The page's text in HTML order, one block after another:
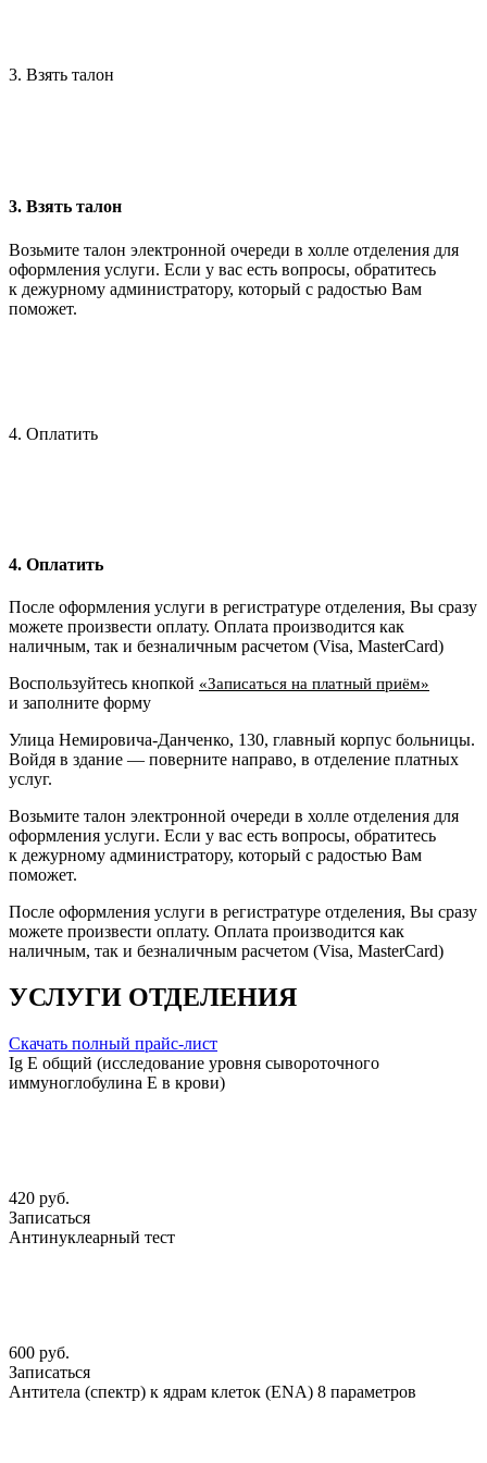
3. Взять талон
3. Взять талон
Возьмите талон электронной очереди в холле отделения для
оформления услуги. Если у вас есть вопросы, обратитесь
к дежурному администратору, который с радостью Вам
поможет.
4. Оплатить
4. Оплатить
После оформления услуги в регистратуре отделения, Вы сразу
можете произвести оплату. Оплата производится как
наличным, так и безналичным расчетом (Visa, MasterCard)
Воспользуйтесь кнопкой «Записаться на платный приём»
и заполните форму
Улица Немировича-Данченко, 130, главный корпус больницы.
Войдя в здание — поверните направо, в отделение платных
услуг.
Возьмите талон электронной очереди в холле отделения для
оформления услуги. Если у вас есть вопросы, обратитесь
к дежурному администратору, который с радостью Вам
поможет.
После оформления услуги в регистратуре отделения, Вы сразу
можете произвести оплату. Оплата производится как
наличным, так и безналичным расчетом (Visa, MasterCard)
УСЛУГИ ОТДЕЛЕНИЯ
Скачать полный прайс-лист
Ig Е общий (исследование уровня сывороточного
иммуноглобулина Е в крови)
420 руб.
Записаться
Антинуклеарный тест
600 руб.
Записаться
Антитела (спектр) к ядрам клеток (ENА) 8 параметров